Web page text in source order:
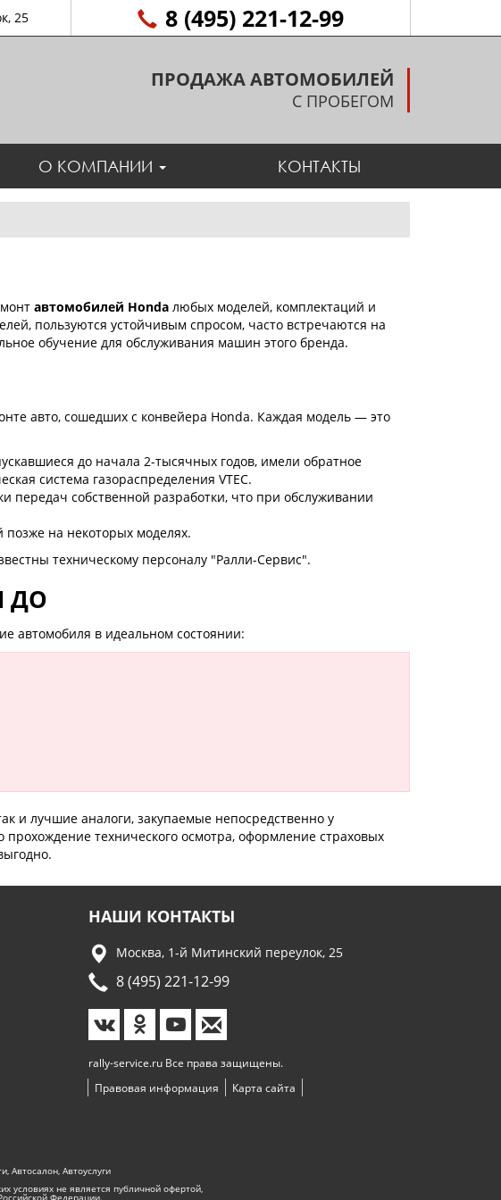
автомобилей Honda любых моделей, комплектаций и
пользуются устойчивым спросом, часто встречаются на
обучение для обслуживания машин этого бренда.
авто, сошедших с конвейера Honda. Каждая модель — это
до начала 2-тысячных годов, имели обратное
система газораспределения VTEC.
передач собственной разработки, что при обслуживании
позже на некоторых моделях.
техническому персоналу "Ралли-Сервис".
ДО
автомобиля в идеальном состоянии:
и лучшие аналоги, закупаемые непосредственно у
технического осмотра, оформление страховых
25 8 (495) 221-12-99
ПРОДАЖА АВТОМОБИЛЕЙ
С ПРОБЕГОМ
О КОМПАНИИ КОНТАКТЫ
НАШИ КОНТАКТЫ
Москва, 1-й Митинский переулок, 25
8 (495) 221-12-99
rally-service.ru Все права защищены.
Правовая информация
Карта сайта
Автосалон, Автоуслуги
условиях не является публичной офертой,
Федерации.